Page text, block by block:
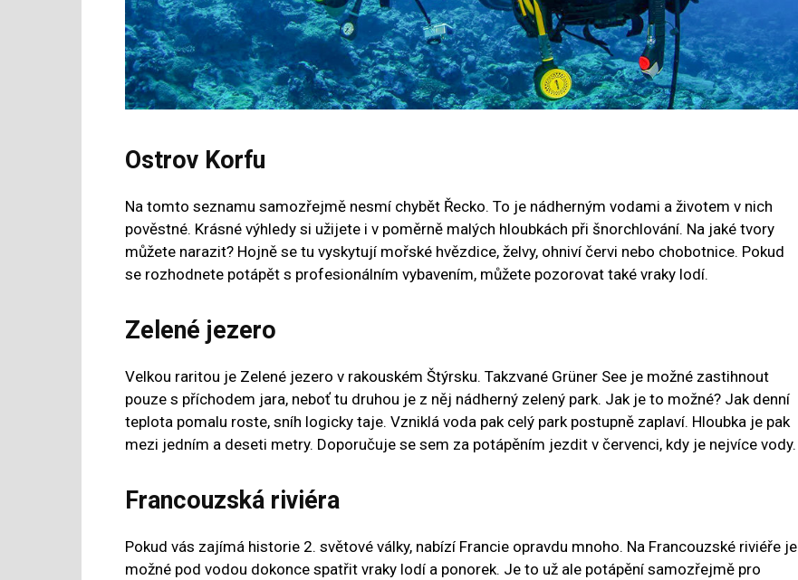
Ostrov Korfu
Na tomto seznamu samozřejmě nesmí chybět Řecko. To je nádherným vodami a životem v nich
pověstné. Krásné výhledy si užijete i v poměrně malých hloubkách při šnorchlování. Na jaké tvory
můžete narazit? Hojně se tu vyskytují mořské hvězdice, želvy, ohniví červi nebo chobotnice. Pokud
se rozhodnete potápět s profesionálním vybavením, můžete pozorovat také vraky lodí.
Zelené jezero
Velkou raritou je Zelené jezero v rakouském Štýrsku. Takzvané Grüner See je možné zastihnout
pouze s příchodem jara, neboť tu druhou je z něj nádherný zelený park. Jak je to možné? Jak denní
teplota pomalu roste, sníh logicky taje. Vzniklá voda pak celý park postupně zaplaví. Hloubka je pak
mezi jedním a deseti metry. Doporučuje se sem za potápěním jezdit v červenci, kdy je nejvíce vody.
Francouzská riviéra
Pokud vás zajímá historie 2. světové války, nabízí Francie opravdu mnoho. Na Francouzské riviéře je
možné pod vodou dokonce spatřit vraky lodí a ponorek. Je to už ale potápění samozřejmě pro